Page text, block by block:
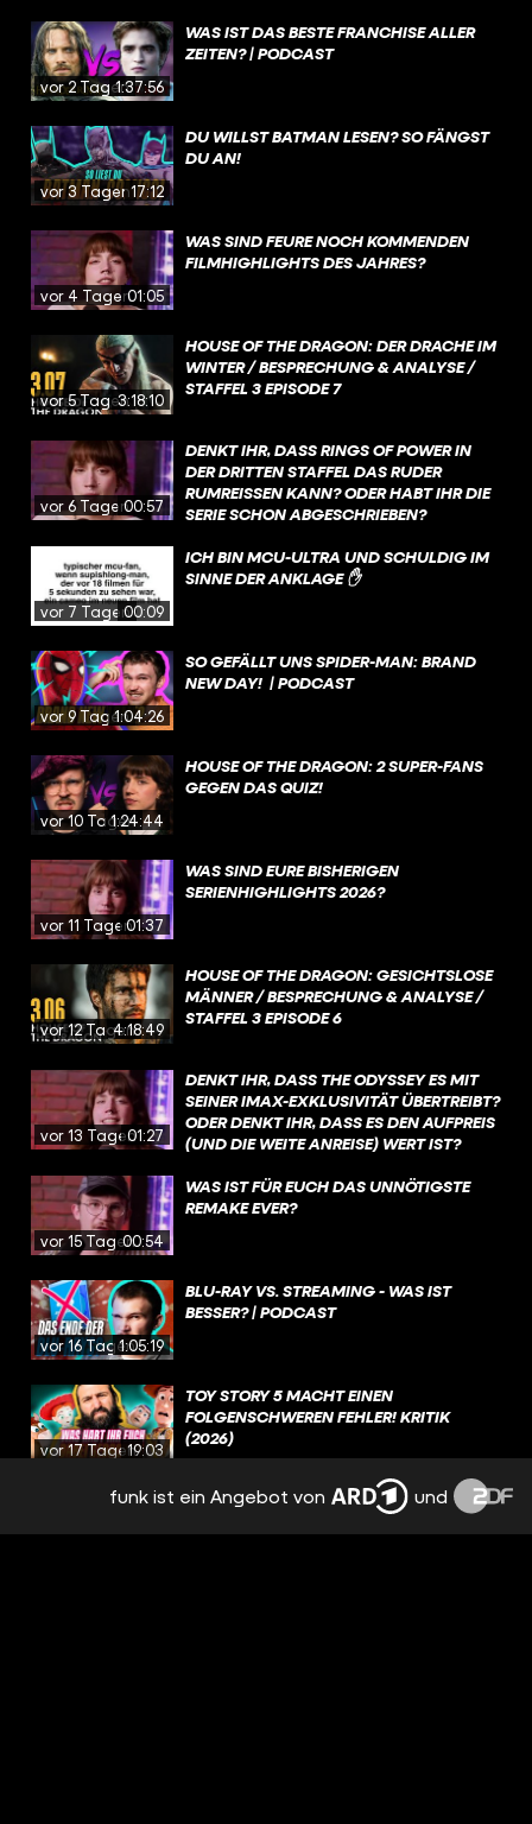
vor 2 Tagen1:37:56
WAS IST DAS BESTE FRANCHISE ALLER
ZEITEN? | PODCAST
vor 3 Tagen17:12
DU WILLST BATMAN LESEN? SO FÄNGST
DU AN!
vor 4 Tagen01:05
WAS SIND FEURE NOCH KOMMENDEN
FILMHIGHLIGHTS DES JAHRES?
vor 5 Tagen3:18:10
HOUSE OF THE DRAGON: DER DRACHE IM
WINTER / BESPRECHUNG & ANALYSE /
STAFFEL 3 EPISODE 7
vor 6 Tagen00:57
DENKT IHR, DASS RINGS OF POWER IN
DER DRITTEN STAFFEL DAS RUDER
RUMREISSEN KANN? ODER HABT IHR DIE
SERIE SCHON ABGESCHRIEBEN?
vor 7 Tagen00:09
ICH BIN MCU-ULTRA UND SCHULDIG IM
SINNE DER ANKLAGE ✋
vor 9 Tagen1:04:26
SO GEFÄLLT UNS SPIDER-MAN: BRAND
NEW DAY! | PODCAST
vor 10 Tagen1:24:44
HOUSE OF THE DRAGON: 2 SUPER-FANS
GEGEN DAS QUIZ!
vor 11 Tagen01:37
WAS SIND EURE BISHERIGEN
SERIENHIGHLIGHTS 2026?
vor 12 Tagen4:18:49
HOUSE OF THE DRAGON: GESICHTSLOSE
MÄNNER / BESPRECHUNG & ANALYSE /
STAFFEL 3 EPISODE 6
vor 13 Tagen01:27
DENKT IHR, DASS THE ODYSSEY ES MIT
SEINER IMAX-EXKLUSIVITÄT ÜBERTREIBT?
ODER DENKT IHR, DASS ES DEN AUFPREIS
(UND DIE WEITE ANREISE) WERT IST?
vor 15 Tagen00:54
WAS IST FÜR EUCH DAS UNNÖTIGSTE
REMAKE EVER?
vor 16 Tagen1:05:19
BLU-RAY VS. STREAMING - WAS IST
BESSER? | PODCAST
vor 17 Tagen19:03
TOY STORY 5 MACHT EINEN
FOLGENSCHWEREN FEHLER! KRITIK
(2026)
NEE, AVENGERS JUCKT MICH GAR NICHT,
GUCKE KEINE FILME, DIE NICHT
funk ist ein Angebot von und